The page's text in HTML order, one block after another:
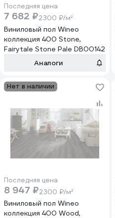
Последняя цена
7 682 ₽2300 ₽/м²
Виниловый пол Wineo
коллекция 400 Stone,
Fairytale Stone Pale DB00142
Аналоги
Нет в наличии
Последняя цена
8 947 ₽2300 ₽/м²
Виниловый пол Wineo
коллекция 400 Wood,